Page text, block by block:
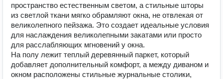
пространство естественным светом, а стильные шторы
из светлой ткани мягко обрамляют окна, не отвлекая от
великолепного пейзажа. Это создает идеальные условия
для наслаждения великолепными закатами или просто
для расслабляющих мгновений у окна.
На полу лежит теплый деревянный паркет, который
добавляет дополнительный комфорт, а между диваном и
окном расположены стильные журнальные столики,